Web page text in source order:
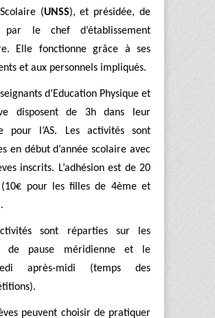
(UNSS), et présidée, de
le chef d’établissement
Elle fonctionne grâce à ses
et aux personnels impliqués.
d’Education Physique et
disposent de 3h dans leur
pour l’AS. Les activités sont
en début d’année scolaire avec
inscrits. L’adhésion est de 20
(10€ pour les filles de 4ème et
sont réparties sur les
de pause méridienne et le
après-midi (temps des
peuvent choisir de pratiquer